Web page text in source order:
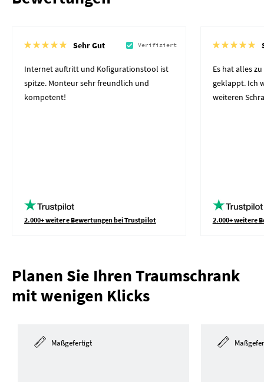
Sehr Gut Verifiziert
Internet auftritt und Kofigurationstool ist
spitze. Monteur sehr freundlich und
kompetent!
2.000+ weitere Bewertungen bei Trustpilot
Es hat alles
geklappt. Ich
weiteren
2.000+ weitere
Planen Sie Ihren Traumschrank
mit wenigen Klicks
Maßgefertigt